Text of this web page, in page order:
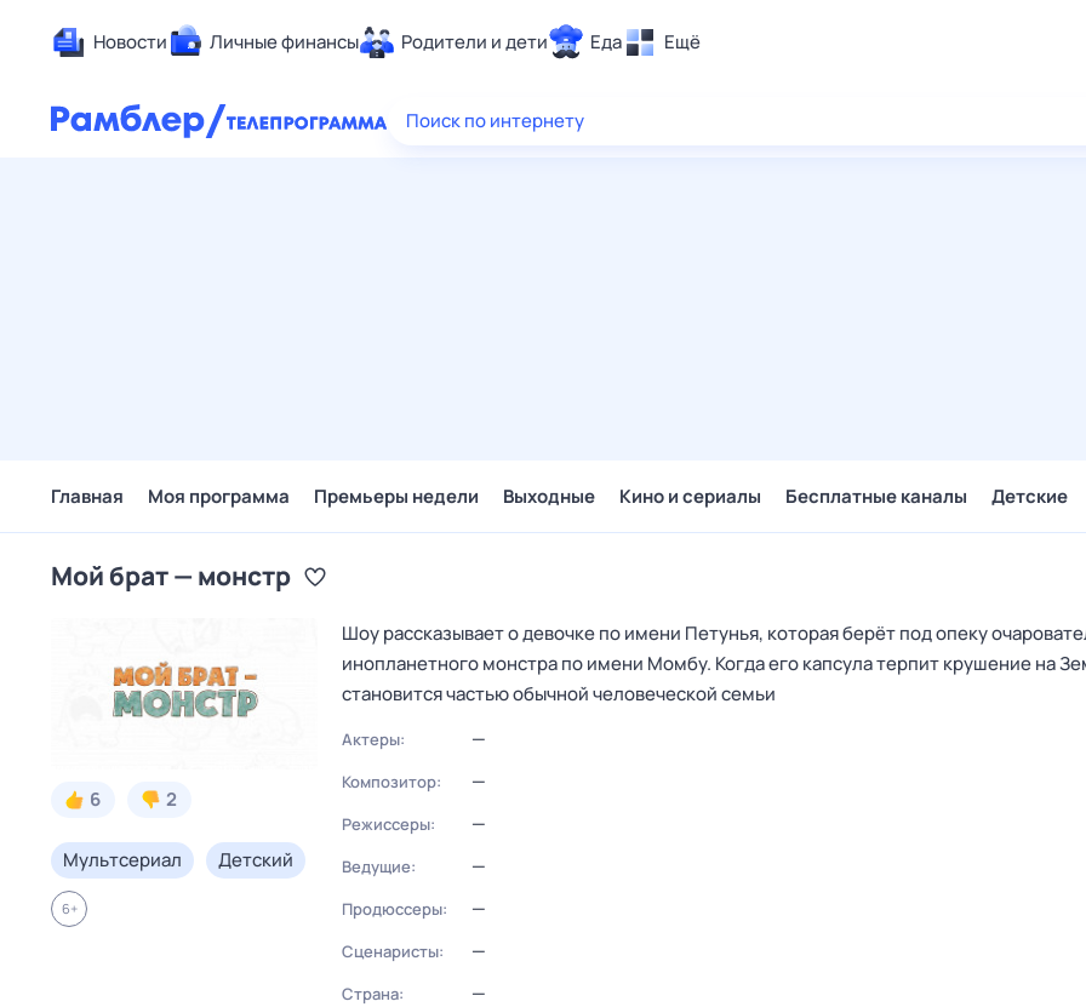
Новости Личные финансы Родители и дети Еда Ещё
Здоровье
Поиск по интернету
Главная Моя программа Премьеры недели Выходные Кино и сериалы Бесплатные каналы Детские
Мой брат — монстр
6 2
Мультсериал Детский
6+
Шоу рассказывает о девочке по имени Петунья, которая берёт под опеку
инопланетного монстра по имени Момбу. Когда его капсула терпит крушение на
становится частью обычной человеческой семьи
Актеры: —
Композитор: —
Режиссеры: —
Ведущие: —
Продюссеры: —
Сценаристы: —
Страна: —